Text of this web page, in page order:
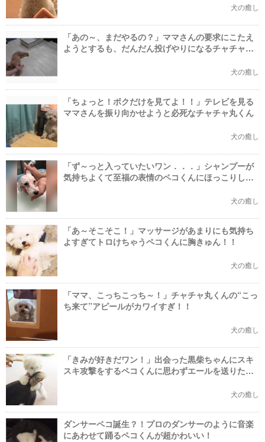
犬の癒し
「あの～、まだやるの？」ママさんの要求にこたえ
ようとするも、だんだん投げやりになるチャチャ丸
犬の癒し
「ちょっと！ボクだけを見てよ！！」テレビを見る
ママさんを振り向かせようと必死なチャチャ丸くん
犬の癒し
「ず～っと入っていたいワン．．．」シャンプーが
気持ちよくて至福の表情のペコくんにほっこりしち
犬の癒し
「あ～そこそこ！」マッサージがあまりにも気持ち
よすぎてトロけちゃうペコくんに胸きゅん！！
犬の癒し
「ママ、こっちこっち～！」チャチャ丸くんの“こっ
ち来て”アピールがカワイすぎ！！
犬の癒し
「きみが好きだワン！」出会った黒柴ちゃんにスキ
スキ攻撃をするペコくんに思わずエールを送りたく
犬の癒し
ダンサーペコ誕生？！プロのダンサーのように音楽
にあわせて踊るペコくんが超かわいい！